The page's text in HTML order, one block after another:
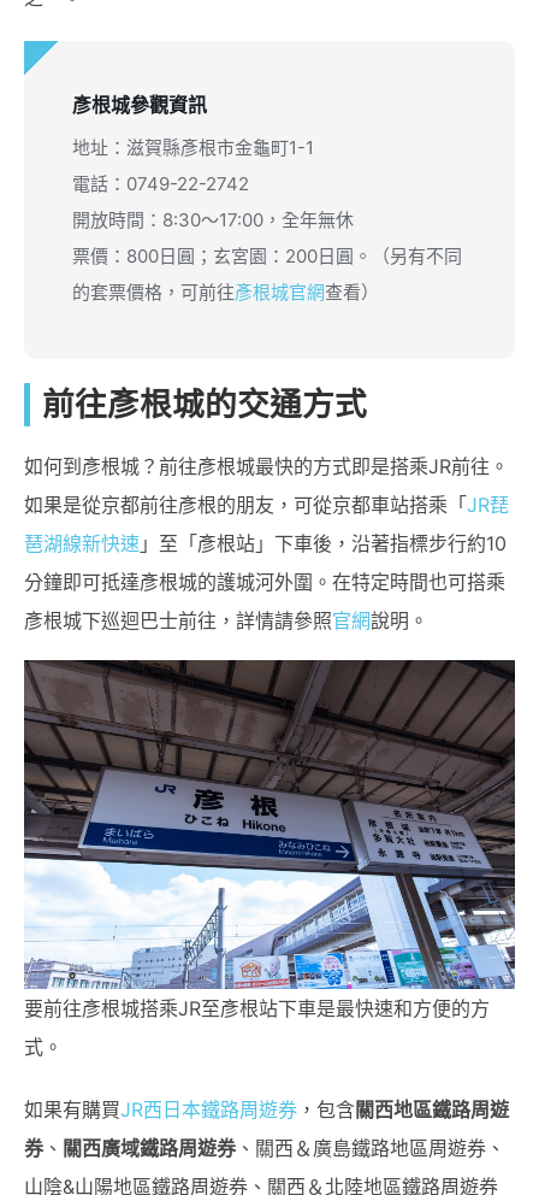
彥根城參觀資訊
地址：滋賀縣彥根市金龜町1-1
電話：0749-22-2742
開放時間：8:30〜17:00，全年無休
票價：800日圓；玄宮園：200日圓。（另有不同
的套票價格，可前往彥根城官網查看）
前往彥根城的交通方式
如何到彥根城？前往彥根城最快的方式即是搭乘JR前往。
如果是從京都前往彥根的朋友，可從京都車站搭乘「 JR琵
琶湖線新快速 」至「彥根站」下車後，沿著指標步行約10
分鐘即可抵達彥根城的護城河外圍。在特定時間也可搭乘
彥根城下巡迴巴士前往，詳情請參照官網說明。
要前往彥根城搭乘JR至彥根站下車是最快速和方便的方
式。
如果有購買JR西日本鐵路周遊券 ，包含關西地區鐵路周遊
券、 關西廣域鐵路周遊券、關西＆廣島鐵路地區周遊券、
山陰&山陽地區鐵路周遊券、關西＆北陸地區鐵路周遊券